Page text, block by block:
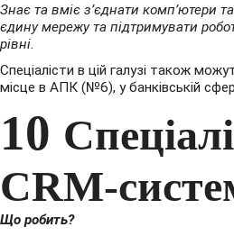
Знає та вміє з’єднати комп’ютери
єдину мережу та підтримувати
рівні.
Спеціалісти в цій галузі також
місце в АПК (№6), у банківській
10
CRM-
Що робить?